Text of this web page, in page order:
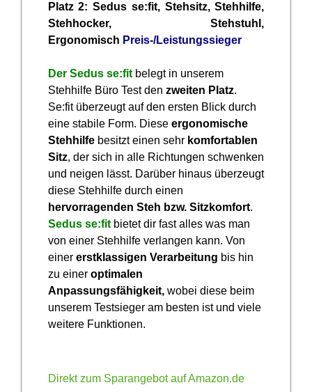
Platz 2: Sedus se:fit, Stehsitz, Stehhilfe,
Stehhocker, Stehstuhl,
Ergonomisch Preis-/Leistungssieger
Der Sedus se:fitbelegt in unserem
Stehhilfe Büro Test den zweiten Platz.
Se:fit überzeugt auf den ersten Blick durch
eine stabile Form. Diese ergonomische
Stehhilfebesitzt einen sehr komfortablen
Sitz, der sich in alle Richtungen schwenken
und neigen lässt. Darüber hinaus überzeugt
diese Stehhilfe durch einen
hervorragenden Steh bzw. Sitzkomfort.
Sedus se:fitbietet dir fast alles was man
von einer Stehhilfe verlangen kann. Von
einer erstklassigen Verarbeitung bis hin
zu einer optimalen
Anpassungsfähigkeit,wobei diese beim
unserem Testsieger am besten ist und viele
weitere Funktionen.
Direkt zum Sparangebot auf Amazon.de